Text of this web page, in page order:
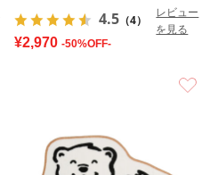
4.5 （4）
レビュー
を見る
¥2,970 -50%OFF-